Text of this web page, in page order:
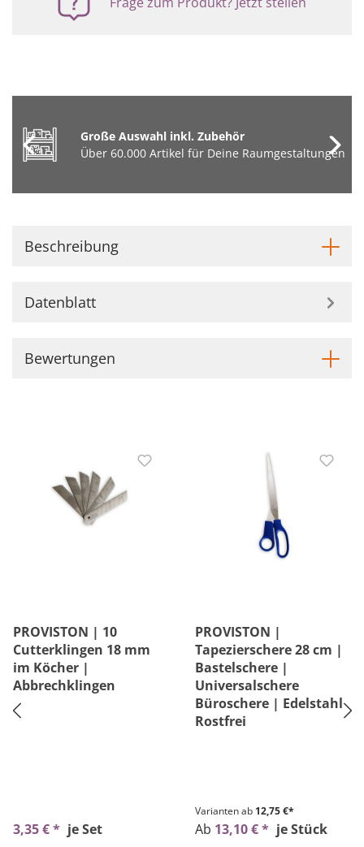
Große Auswahl inkl. Zubehör
Über 60.000 Artikel für Deine Raumgestaltungen
Beschreibung
Datenblatt
Bewertungen
PROVISTON | 10
Cutterklingen 18 mm
im Köcher |
Abbrechklingen
3,35 € * je Set
PROVISTON |
Tapezierschere 28 cm |
Bastelschere |
Universalschere
Büroschere | Edelstahl
Rostfrei
Varianten ab 12,75 €*
Ab 13,10 € * je Stück